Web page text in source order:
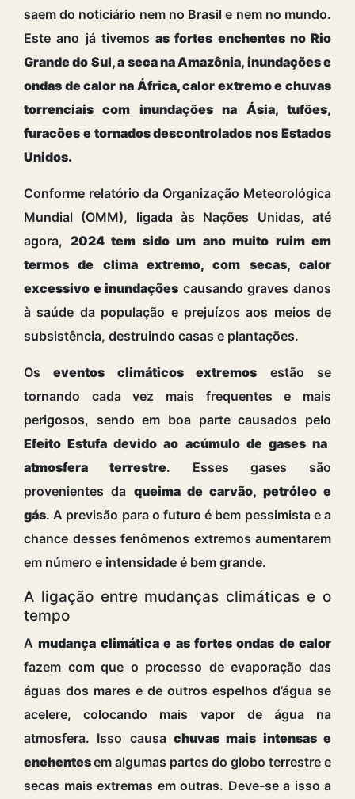
saem do noticiário nem no Brasil e nem no mundo.
Este ano já tivemos as fortes enchentes no Rio
Grande do Sul, a seca na Amazônia, inundações e
ondas de calor na África, calor extremo e chuvas
torrenciais com inundações na Ásia, tufões,
furacões e tornados descontrolados nos Estados
Unidos.
Conforme relatório da Organização Meteorológica
Mundial (OMM), ligada às Nações Unidas, até
agora, 2024 tem sido um ano muito ruim em
termos de clima extremo, com secas, calor
excessivo e inundações causando graves danos
à saúde da população e prejuízos aos meios de
subsistência, destruindo casas e plantações.
Oseventos climáticos extremos estão se
tornando cada vez mais frequentes e mais
perigosos, sendo em boa parte causados pelo
Efeito Estufa devido ao acúmulo de gases na
atmosfera terrestre. Esses gases são
provenientes da queima de carvão, petróleo e
gás.A previsão para o futuro é bem pessimista e a
chance desses fenômenos extremos aumentarem
em número e intensidade é bem grande.
A ligação entre mudanças climáticas e o
tempo
Amudança climática e as fortes ondas de calor
fazem com que o processo de evaporação das
águas dos mares e de outros espelhos d’água se
acelere, colocando mais vapor de água na
atmosfera. Isso causa chuvas mais intensas e
enchentesem algumas partes do globo terrestre e
secas mais extremas em outras. Deve-se a isso a